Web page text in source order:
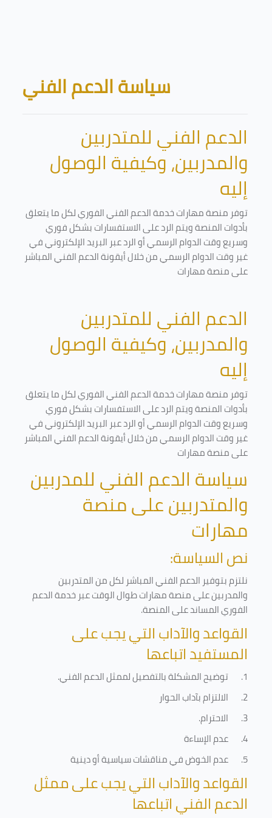
Blocks
سياسة الدعم الفني
الدعم الفني للمتدربين
والمدربين، وكيفية الوصول
إليه
توفر منصة مهارات خدمة الدعم الفني الفوري لكل ما يتعلق
بأدوات المنصة ويتم الرد على الاستفسارات بشكل فوري
وسريع وقت الدوام الرسمي أو الرد عبر البريد الإلكتروني في
غير وقت الدوام الرسمي من خلال أيقونة الدعم الفني المباشر
على منصة مهارات
الدعم الفني للمتدربين
والمدربين، وكيفية الوصول
إليه
توفر منصة مهارات خدمة الدعم الفني الفوري لكل ما يتعلق
بأدوات المنصة ويتم الرد على الاستفسارات بشكل فوري
وسريع وقت الدوام الرسمي أو الرد عبر البريد الإلكتروني في
غير وقت الدوام الرسمي من خلال أيقونة الدعم الفني المباشر
على منصة مهارات
سياسة الدعم الفني للمدربين
والمتدربين على منصة
مهارات
نص السياسة:
نلتزم بتوفير الدعم الفني المباشر لكل من المتدربين
والمدربين على منصة مهارات طوال الوقت عبر خدمة الدعم
الفوري المساند على المنصة.
القواعد والآداب التي يجب على
المستفيد اتباعها
1. توضيح المشكلة بالتفصيل لممثل الدعم الفني.
2.
الالتزام بآداب الحوار
3.
الاحترام.
4.
عدم الإساءة
5.
عدم الخوض في مناقشات سياسية أو دينية
القواعد والآداب التي يجب على ممثل
الدعم الفني اتباعها